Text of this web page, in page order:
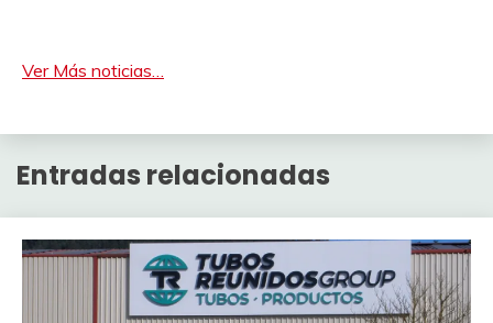
Ver Más noticias…
Entradas relacionadas